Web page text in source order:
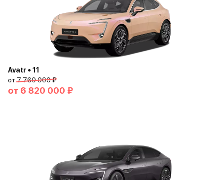
Avatr • 11
от7 760 000 ₽
от 6 820 000 ₽